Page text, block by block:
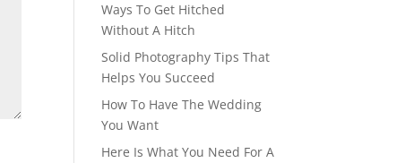
Ways To Get Hitched
Without A Hitch
Solid Photography Tips That
Helps You Succeed
How To Have The Wedding
You Want
Here Is What You Need For A